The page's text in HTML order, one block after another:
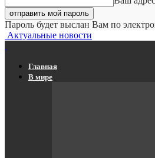
Пароль будет выслан Вам по
Актуальные новости
Главная
В мире